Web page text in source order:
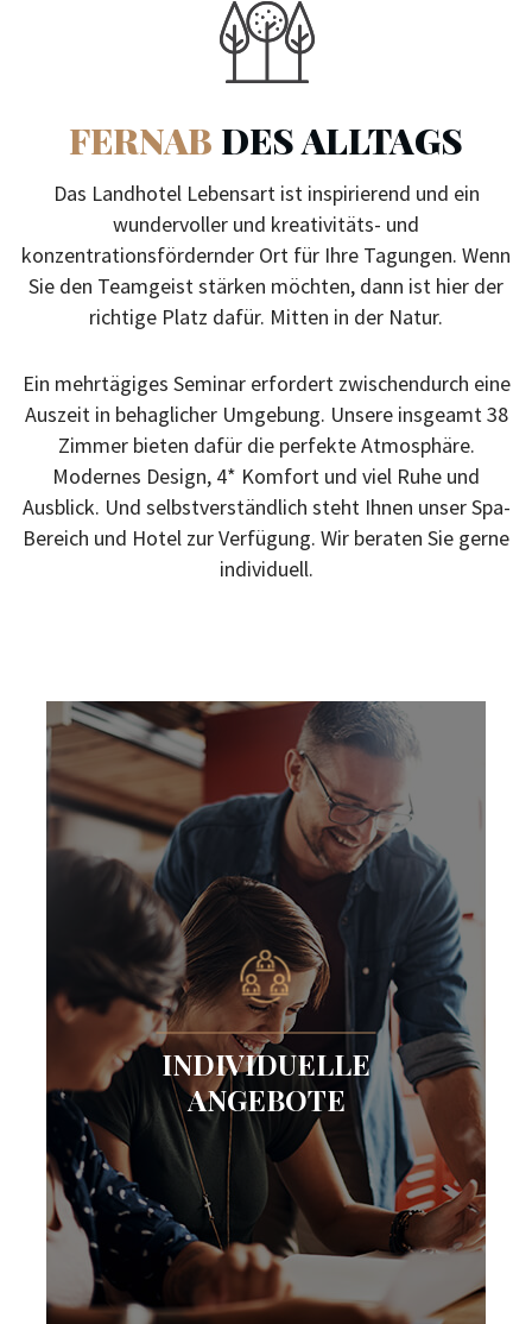
FERNAB DES ALLTAGS
Das Landhotel Lebensart ist inspirierend und ein
wundervoller und kreativitäts- und
konzentrationsfördernder Ort für Ihre Tagungen. Wenn
Sie den Teamgeist stärken möchten, dann ist hier der
richtige Platz dafür. Mitten in der Natur.
Ein mehrtägiges Seminar erfordert zwischendurch eine
Auszeit in behaglicher Umgebung. Unsere insgeamt 38
Zimmer bieten dafür die perfekte Atmosphäre.
Modernes Design, 4* ­Komfort und viel Ruhe und
Ausblick. Und selbstverständlich steht Ihnen unser Spa-
Bereich und Hotel zur Verfügung. Wir beraten Sie gerne
individuell.
INDIVIDUELLE
ANGEBOTE